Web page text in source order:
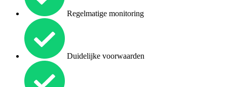
Regelmatige monitoring
Duidelijke voorwaarden